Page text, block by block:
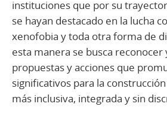
instituciones que por su
se hayan destacado en la lucha
xenofobia y toda otra forma de
esta manera se busca reconocer
propuestas y acciones que
significativos para la
más inclusiva, integrada y sin